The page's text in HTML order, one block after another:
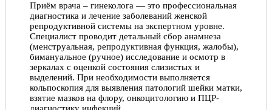
Приём врача – гинеколога — это профессиональная
диагностика и лечение заболеваний женской
репродуктивной системы на экспертном уровне.
Специалист проводит детальный сбор анамнеза
(менструальная, репродуктивная функция, жалобы),
бимануальное (ручное) исследование и осмотр в
зеркалах с оценкой состояния слизистых и
выделений. При необходимости выполняется
кольпоскопия для выявления патологий шейки матки,
взятие мазков на флору, онкоцитологию и ПЦР-